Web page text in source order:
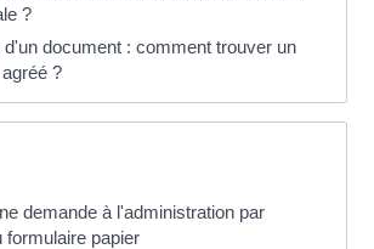
?
d'un document : comment trouver un
?
demande à l'administration par
formulaire papier